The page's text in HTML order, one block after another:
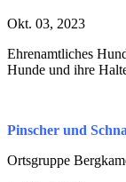
Okt. 03, 2023
Ehrenamtliches
Hunde und ihre
Pinscher und
Ortsgruppe